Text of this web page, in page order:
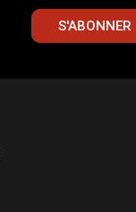
S'ABONNER